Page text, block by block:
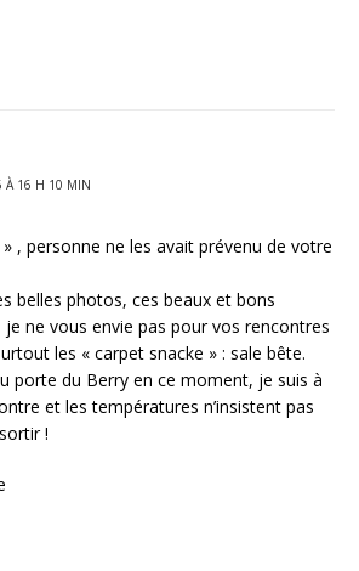
À 16 H 10 MIN
, personne ne les avait prévenu de votre
belles photos, ces beaux et bons
ne vous envie pas pour vos rencontres
les « carpet snacke » : sale bête.
porte du Berry en ce moment, je suis à
et les températures n’insistent pas
!